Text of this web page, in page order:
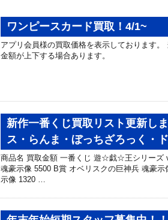
ワンピースカード買取！4/1~
アプリ会員様の買取価格を表示しております。
金額が上下する場合あります。
新作一番くじ買取リスト更新し
ス・らんま・ぼっちざろっく・
商品名 買取金額 一番くじ 遊☆戯☆王シリーズ
魂豪示像 5500 B賞 オベリスクの巨神兵 魂豪
示像 1320 …